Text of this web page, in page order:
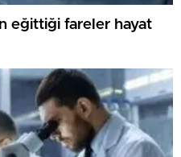
eğittiği fareler hayat